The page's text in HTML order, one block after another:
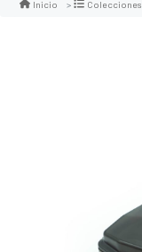
Inicio Colecciones